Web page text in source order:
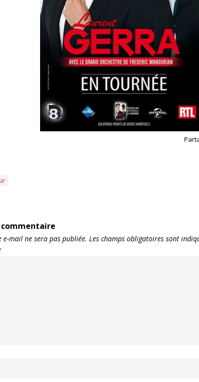
commentaire
e-mail ne sera pas publiée. Les champs obligatoires sont